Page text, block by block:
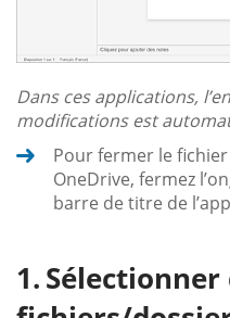
Dans ces applications,
modifications est
Pour fermer le
OneDrive, fermez
barre de titre de
Sélectionner